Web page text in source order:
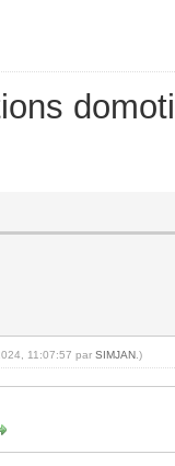
11:07:57 par SIMJAN .)